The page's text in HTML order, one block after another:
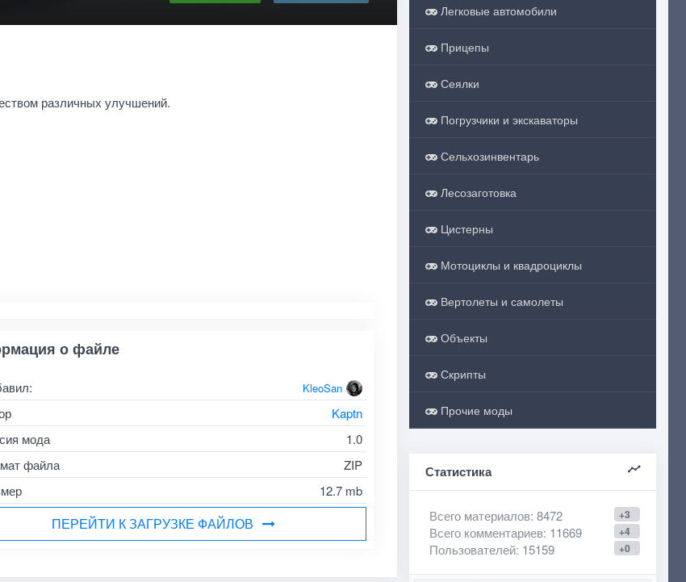
различных улучшений.
о файле
KleoSan
Kaptn
мода
1.0
файла
ZIP
12.7 mb
ПЕРЕЙТИ К ЗАГРУЗКЕ ФАЙЛОВ
Легковые автомобили
Прицепы
Сеялки
Погрузчики и экскаваторы
Сельхозинвентарь
Лесозаготовка
Цистерны
Мотоциклы и квадроциклы
Вертолеты и самолеты
Объекты
Скрипты
Прочие моды
Статистика
+3
Всего материалов: 8472
+4
Всего комментариев: 11669
+0
Пользователей: 15159